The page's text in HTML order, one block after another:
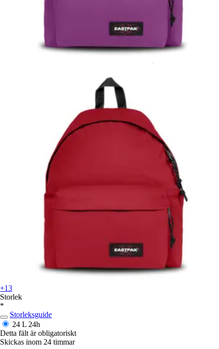
+13
Storlek
*
Storleksguide
24 L 24h
Detta fält är obligatoriskt
Skickas inom 24 timmar